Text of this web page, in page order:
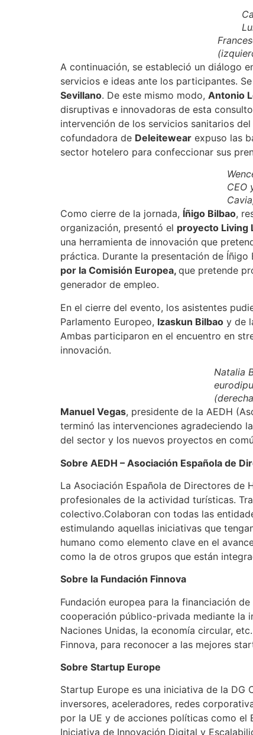
A continuación, se estableció un diálogo
servicios e ideas ante los participantes.
Sevillano. De este mismo modo, Antonio
disruptivas e innovadoras de esta
intervención de los servicios sanitarios
cofundadora de Deleitewear expuso las
sector hotelero para confeccionar sus
CEO
Como cierre de la jornada, Íñigo Bilbao,
organización, presentó el proyecto Living
una herramienta de innovación que
práctica. Durante la presentación de Íñigo
por la Comisión Europea, que pretende
generador de empleo.
En el cierre del evento, los asistentes
Parlamento Europeo, Izaskun Bilbao y de
Ambas participaron en el encuentro en
innovación.
Natalia
Manuel Vegas, presidente de la AEDH
terminó las intervenciones agradeciendo
del sector y los nuevos proyectos en
Sobre AEDH – Asociación Española de
La Asociación Española de Directores de
profesionales de la actividad turísticas.
colectivo.Colaboran con todas las
estimulando aquellas iniciativas que
humano como elemento clave en el
como la de otros grupos que están
Sobre la Fundación Finnova
Fundación europea para la financiación
cooperación público-privada mediante la
Naciones Unidas, la economía circular,
Finnova, para reconocer a las mejores
Sobre Startup Europe
Startup Europe es una iniciativa de la DG
inversores, aceleradores, redes
por la UE y de acciones políticas como el
Iniciativa de Innovación Digital y